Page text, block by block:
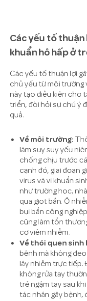
Các yếu tố
khuẩn hô hấp ở
Các yếu tố thuận lợi
chủ yếu từ môi trường
này tạo điều kiện cho
triển, đòi hỏi sự chú ý
quả.
Về môi trường:
làm suy suy yếu
chống chịu trước
cạnh đó, giai đoạn
virus và vi khuẩn
như trường học,
qua giọt bắn. Ô
bụi bẩn công
cũng làm tổn
cơ viêm nhiễm.
Về thói quen sinh
bệnh mà không
lây nhiễm trực tiếp.
không rửa tay
trẻ ngậm tay sau
tác nhân gây bệnh,